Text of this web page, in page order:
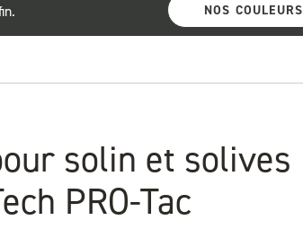
NOS COULEURS
solin et solives
PRO-Tac